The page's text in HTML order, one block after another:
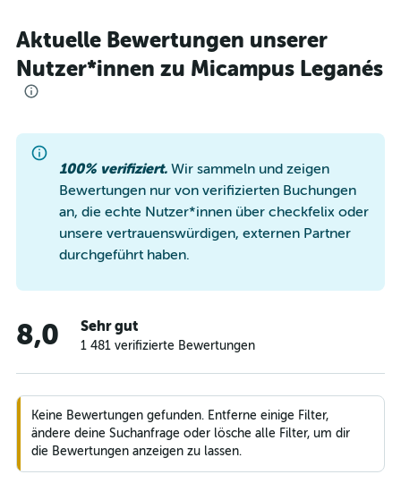
Aktuelle Bewertungen unserer
Nutzer*innen zu Micampus Leganés
100% verifiziert. Wir sammeln und zeigen
Bewertungen nur von verifizierten Buchungen
an, die echte Nutzer*innen über checkfelix oder
unsere vertrauenswürdigen, externen Partner
durchgeführt haben.
8,0 Sehr gut
1 481 verifizierte Bewertungen
Keine Bewertungen gefunden. Entferne einige Filter,
ändere deine Suchanfrage oder lösche alle Filter, um dir
die Bewertungen anzeigen zu lassen.